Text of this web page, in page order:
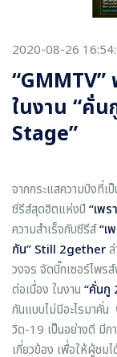
2020-08-26
ในงาน “คั่
Stage”
จากกระแสความปังที่เ
ซีรีส์สุดฮิตแห่งปี “เพร
ความสำเร็จกับซีรีส์“เ
กัน” Still 2gether
วงจร จัดบิ๊กเซอร์ไพร
ต่อเนื่อง ในงาน “คั่นกู
กันแบบไม่มีอะไรมาคั่น
วิด-19 เป็นอย่างดี มีก
เกี่ยวข้อง เพื่อให้ผู้ชม